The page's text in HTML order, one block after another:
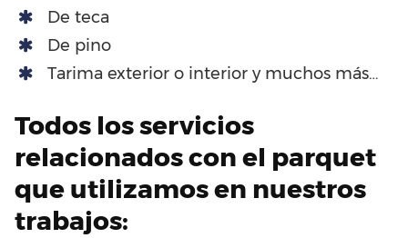
De teca
De pino
Tarima exterior o interior y muchos más…
Todos los servicios
relacionados con el parquet
que utilizamos en nuestros
trabajos: